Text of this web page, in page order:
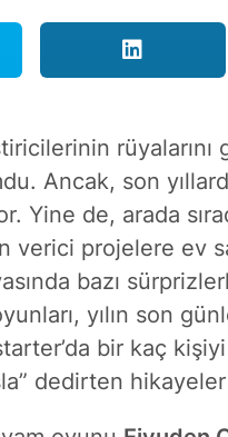
rüyalarını
Ancak, son
Yine de, arada
verici projelere ev
bazı
yılın son
bir kaç
dedirten